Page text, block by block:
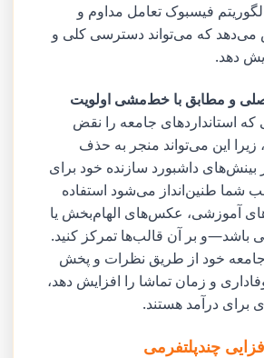
الگوریتم فیسبوک تعامل مداوم و
می‌دهد که می‌تواند دسترسی کلی و
دهد.
و مطابق با خط‌مشی اولویت
که استانداردهای جامعه را نقض
زیرا این می‌تواند منجر به حذف
بینش‌های داشبورد سازنده خود برای
شما طنین‌انداز می‌شود استفاده
آموزشی، عکس‌های الهام‌بخش یا
باشد—و بر آن قالب‌ها تمرکز کنید.
جامعه خود از طریق نظرات و پخش
و زمان تماشا را افزایش دهد،
برای درآمد هستند.
چندپلتفرمی